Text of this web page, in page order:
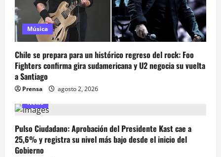
Música
Chile se prepara para un histórico regreso del rock: Foo
Fighters confirma gira sudamericana y U2 negocia su vuelta
a Santiago
Prensa
agosto 2, 2026
News
Pulso Ciudadano: Aprobación del Presidente Kast cae a
25,6% y registra su nivel más bajo desde el inicio del
Gobierno